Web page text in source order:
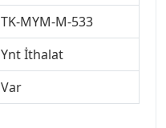
TK-MYM-M-533
Ynt İthalat
Var